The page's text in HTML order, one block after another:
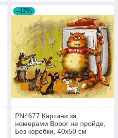
–12%
PN4677 Картини за
номерами Ворог не пройде,
Без коробки, 40х50 см